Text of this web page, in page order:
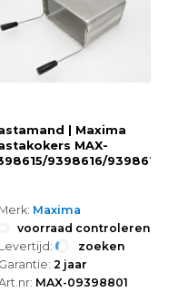
| Maxima
MAX-
9398616/9398617/
Merk: Maxima
voorraad controleren
Levertijd: zoeken
Garantie: 2 jaar
MAX-09398801